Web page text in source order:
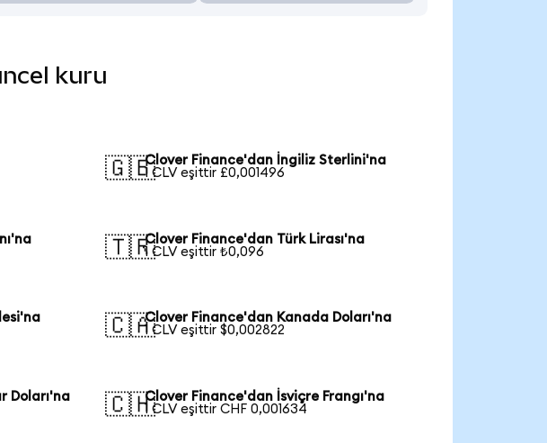
kuru
🇬🇧Clover Finance'dan İngiliz Sterlini'na
1 CLV eşittir £0,001496
🇹🇷Clover Finance'dan Türk Lirası'na
1 CLV eşittir ₺0,096
🇨🇦Clover Finance'dan Kanada Doları'na
1 CLV eşittir $0,002822
Doları'na
🇨🇭Clover Finance'dan İsviçre Frangı'na
1 CLV eşittir CHF 0,001634